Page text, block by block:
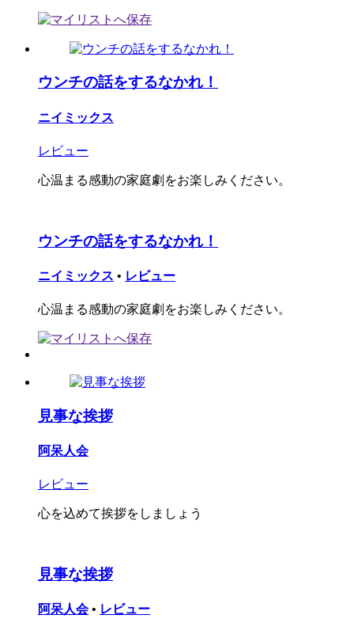
ウンチの話をするなかれ！
ニイミックス
レビュー
心温まる感動の家庭劇をお楽しみください。
ウンチの話をするなかれ！
ニイミックス • レビュー
心温まる感動の家庭劇をお楽しみください。
見事な挨拶
阿呆人会
レビュー
心を込めて挨拶をしましょう
見事な挨拶
阿呆人会 • レビュー